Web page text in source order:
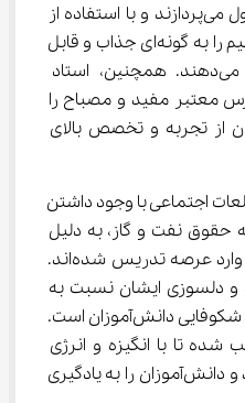
هشتم و نهم دوره متوسطه اول می‌پردازند و با استفاده از
شیوه‌های نوین آموزشی، مفاهیم را به گونه‌ای جذاب و قابل
فهم برای دانش‌آموزان ارائه می‌دهند. همچنین، استاد
معتبر مفید و مصباح را
از تجربه و تخصص بالای
اجتماعی با وجود داشتن
حقوق نفت و گاز، به دلیل
علاقه وافر به تعلیم و تربیت، وارد عرصه تدریس شده‌اند.
تعهد و دلسوزی ایشان نسبت به
انتقال دانش و کمک به رشد و شکوفایی دانش‌آموزان است.
تا با انگیزه و انرژی
مضاعف در کلاس حاضر شوند و دانش‌آموزان را به یادگیری